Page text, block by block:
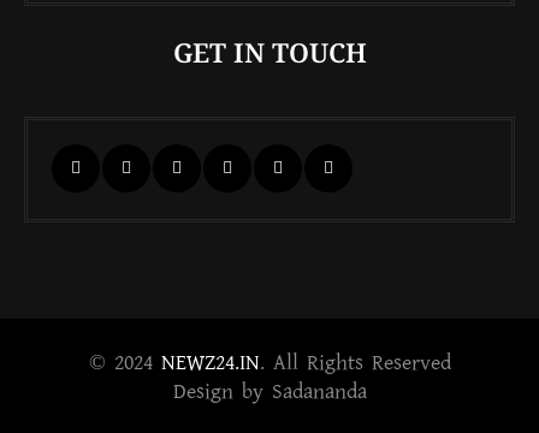
GET IN TOUCH
© 2024 NEWZ24.IN. All Rights Reserved
Design by Sadananda